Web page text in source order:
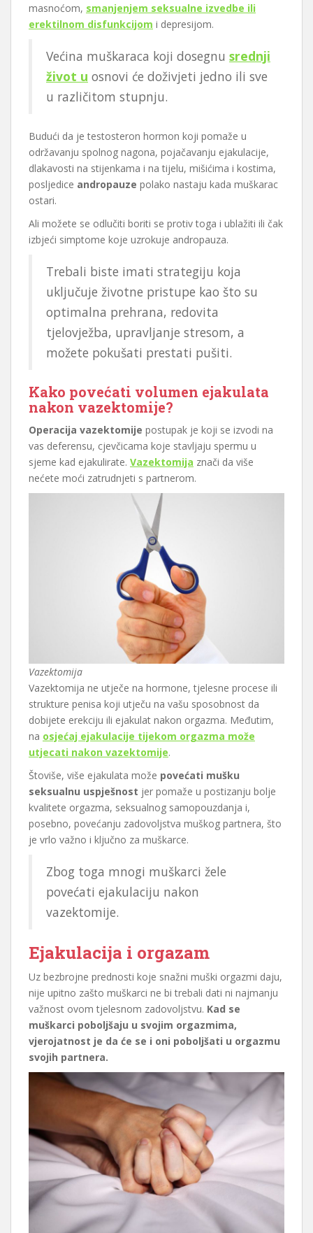
masnoćom, smanjenjem seksualne izvedbe ili
erektilnom disfunkcijom i depresijom.
Većina muškaraca koji dosegnu srednji
život u osnovi će doživjeti jedno ili sve
u različitom stupnju.
Budući da je testosteron hormon koji pomaže u
održavanju spolnog nagona, pojačavanju ejakulacije,
dlakavosti na stijenkama i na tijelu, mišićima i kostima,
posljedice andropauze polako nastaju kada muškarac
ostari.
Ali možete se odlučiti boriti se protiv toga i ublažiti ili čak
izbjeći simptome koje uzrokuje andropauza.
Trebali biste imati strategiju koja
uključuje životne pristupe kao što su
optimalna prehrana, redovita
tjelovježba, upravljanje stresom, a
možete pokušati prestati pušiti.
Kako povećati volumen ejakulata
nakon vazektomije?
Operacija vazektomije postupak je koji se izvodi na
vas deferensu, cjevčicama koje stavljaju spermu u
sjeme kad ejakulirate. Vazektomija znači da više
nećete moći zatrudnjeti s partnerom.
Vazektomija
Vazektomija ne utječe na hormone, tjelesne procese ili
strukture penisa koji utječu na vašu sposobnost da
dobijete erekciju ili ejakulat nakon orgazma. Međutim,
na osjećaj ejakulacije tijekom orgazma može
utjecati nakon vazektomije.
Štoviše, više ejakulata može povećati mušku
seksualnu uspješnost jer pomaže u postizanju bolje
kvalitete orgazma, seksualnog samopouzdanja i,
posebno, povećanju zadovoljstva muškog partnera, što
je vrlo važno i ključno za muškarce.
Zbog toga mnogi muškarci žele
povećati ejakulaciju nakon
vazektomije.
Ejakulacija i orgazam
Uz bezbrojne prednosti koje snažni muški orgazmi daju,
nije upitno zašto muškarci ne bi trebali dati ni najmanju
važnost ovom tjelesnom zadovoljstvu. Kad se
muškarci poboljšaju u svojim orgazmima,
vjerojatnost je da će se i oni poboljšati u orgazmu
svojih partnera.